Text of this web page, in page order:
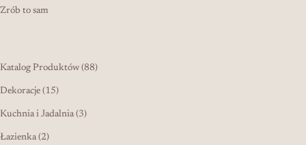
Zrób to sam
Katalog Produktów 8888 produktów
Dekoracje 1515 produktów
Kuchnia i Jadalnia 33 produkty
Łazienka 22 produkty